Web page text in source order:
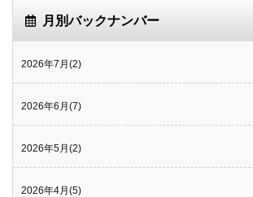
月別バックナンバー
2026年7月(2)
2026年6月(7)
2026年5月(2)
2026年4月(5)